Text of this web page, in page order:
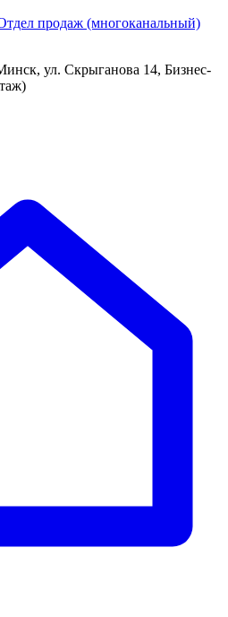
продаж (многоканальный)
ул. Скрыганова 14, Бизнес-